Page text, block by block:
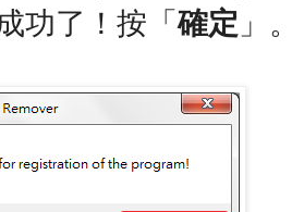
功了！按「確定 」。